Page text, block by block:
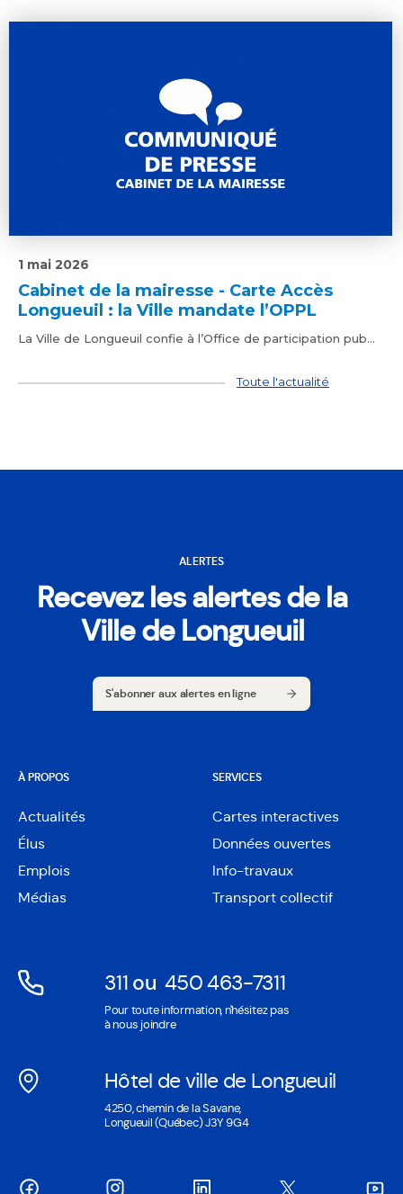
Cabinet de la mairesse - Carte Accès
Longueuil : la Ville mandate l’OPPL
1 mai 2026
La Ville de Longueuil confie à l’Office de participation pub...
Toute l'actualité
ALERTES
Recevez les alertes de la
Ville de Longueuil
S'abonner aux alertes en ligne
À PROPOS
Actualités
Élus
Emplois
Médias
SERVICES
Cartes interactives
Ouvre
dans
une
nouvelle
Données ouvertes
Ouvre
dans
une
Info-travaux
Transport collectif
311Ouvre
dans
une
fenêtre
ou 450 463-7311
Ouvre
dans
fenêtre
Pour toute information, n'hésitez pas
à nous joindre
Hôtel de ville de Longueuil
Ouvre
dans
une
4250, chemin de la Savane,
Longueuil (Québec) J3Y 9G4